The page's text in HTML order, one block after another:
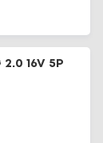
16V 5P